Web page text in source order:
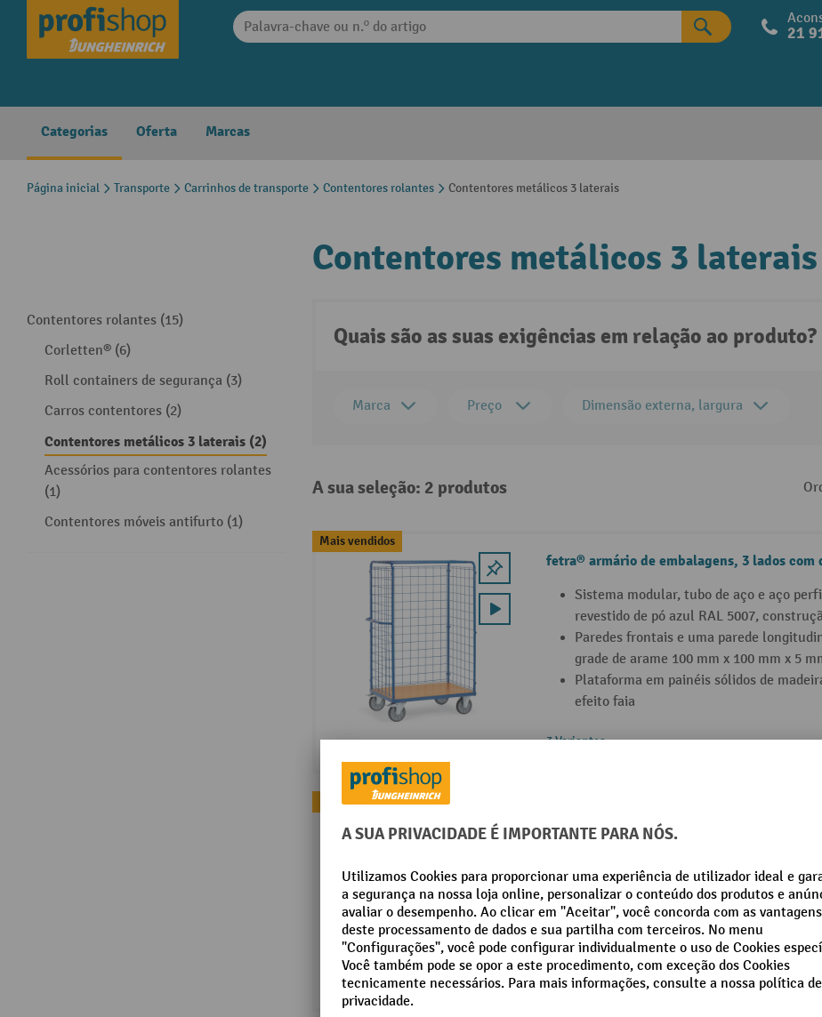
Saltar para a navegação principal
21
Categorias Oferta Marcas
Página inicial Transporte Carrinhos de transporte Contentores rolantes Contentores metálicos 3 laterais
Contentores rolantes (15)
Corletten® (6)
Roll containers de segurança (3)
Carros contentores (2)
Contentores metálicos 3 laterais (2)
Acessórios para contentores rolantes
(1)
Contentores móveis antifurto (1)
Contentores metálicos 3 laterais
Quais são as suas exigências em relação ao produto?
Marca Preço Dimensão externa, largura
A sua seleção: 2 produtos
Mais vendidos
fetra® armário de embalagens, 3 lados com
Sistema modular, tubo de aço e aço
revestido de pó azul RAL 5007,
Paredes frontais e uma parede
grade de arame 100 mm x 100 mm x 5
Plataforma em painéis sólidos de
efeito faia
3 Variantes
Mais vendidos
fetra® armário de embalagens, com 3
Estrutura de aço tubular soldado com
Capacidade de carga: 600 kg
Pneus TPE: sem marcas, amigos do piso
2 Variantes